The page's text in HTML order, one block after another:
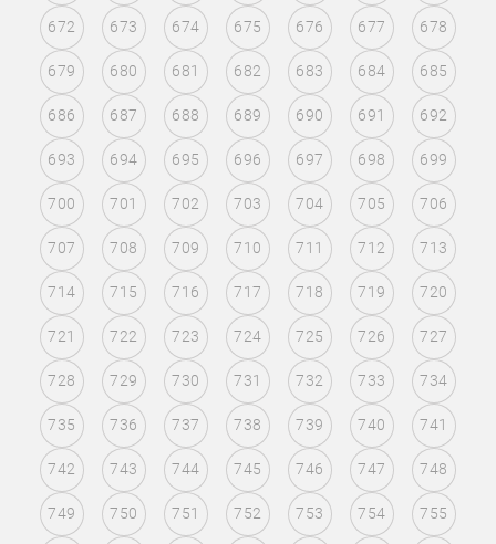
672 673 674 675 676 677 678
679 680 681 682 683 684 685
686 687 688 689 690 691 692
693 694 695 696 697 698 699
700 701 702 703 704 705 706
707 708 709 710 711 712 713
714 715 716 717 718 719 720
721 722 723 724 725 726 727
728 729 730 731 732 733 734
735 736 737 738 739 740 741
742 743 744 745 746 747 748
749 750 751 752 753 754 755